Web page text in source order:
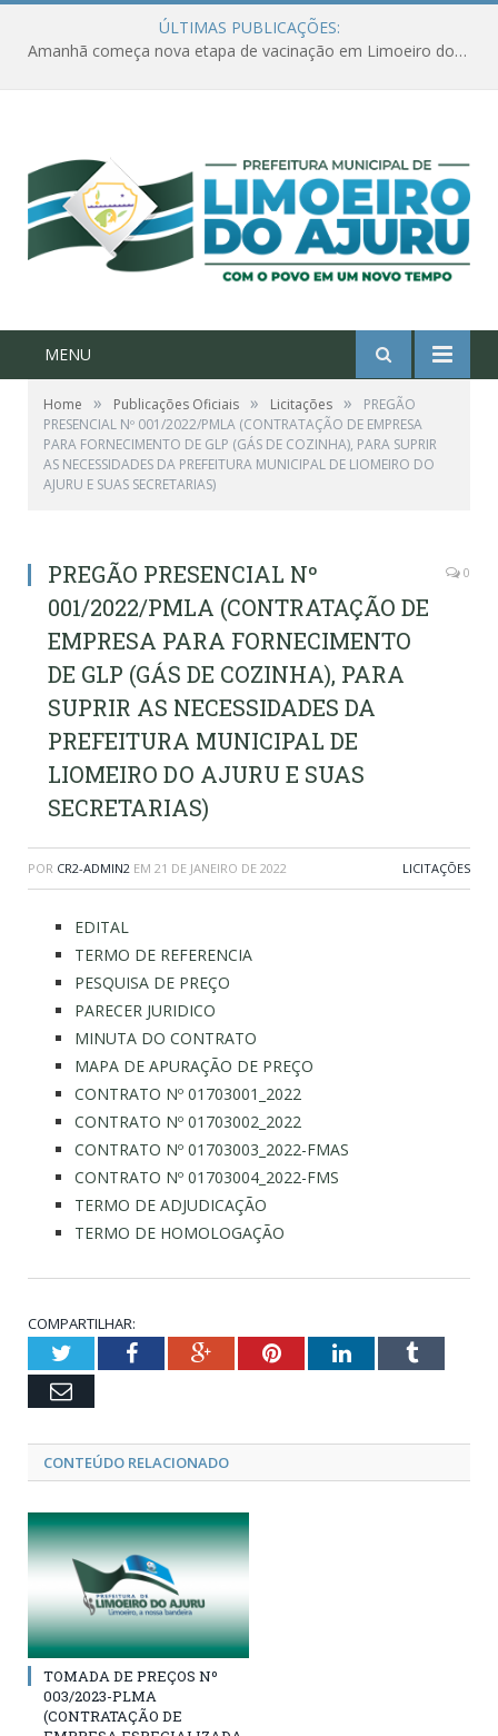
ÚLTIMAS PUBLICAÇÕES:
Amanhã começa nova etapa de vacinação em Limoeiro do Ajuru para idosos com 65 ou mais
MENU
Home » Publicações Oficiais » Licitações »
PREGÃO
PRESENCIAL Nº 001/2022/PMLA (CONTRATAÇÃO DE EMPRESA
PARA FORNECIMENTO DE GLP (GÁS DE COZINHA), PARA SUPRIR
AS NECESSIDADES DA PREFEITURA MUNICIPAL DE LIOMEIRO DO
AJURU E SUAS SECRETARIAS)
PREGÃO PRESENCIAL Nº
001/2022/PMLA (CONTRATAÇÃO DE
EMPRESA PARA FORNECIMENTO
DE GLP (GÁS DE COZINHA), PARA
SUPRIR AS NECESSIDADES DA
PREFEITURA MUNICIPAL DE
LIOMEIRO DO AJURU E SUAS
SECRETARIAS)
0
POR CR2-ADMIN2 EM 21 DE JANEIRO DE 2022 LICITAÇÕES
EDITAL
TERMO DE REFERENCIA
PESQUISA DE PREÇO
PARECER JURIDICO
MINUTA DO CONTRATO
MAPA DE APURAÇÃO DE PREÇO
CONTRATO Nº 01703001_2022
CONTRATO Nº 01703002_2022
CONTRATO Nº 01703003_2022-FMAS
CONTRATO Nº 01703004_2022-FMS
TERMO DE ADJUDICAÇÃO
TERMO DE HOMOLOGAÇÃO
COMPARTILHAR:
TwitterFacebookGoogle+PinterestLinkedInTumblr
Email
CONTEÚDO RELACIONADO
TOMADA DE PREÇOS Nº
003/2023-PLMA
(CONTRATAÇÃO DE